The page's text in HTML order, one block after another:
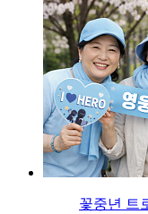
꽃중년 트